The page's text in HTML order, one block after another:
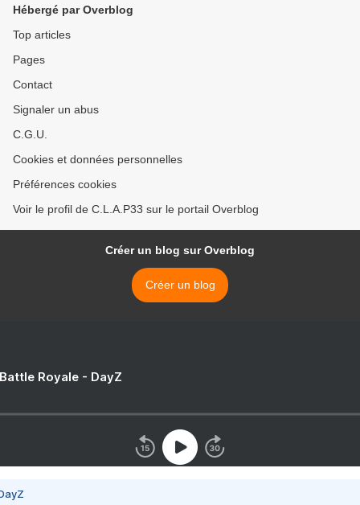
Hébergé par Overblog
Top articles
Pages
Contact
Signaler un abus
C.G.U.
Cookies et données personnelles
Préférences cookies
Voir le profil de C.L.A.P33 sur le portail Overblog
Créer un blog sur Overblog
Créer un blog
Royale - DayZ